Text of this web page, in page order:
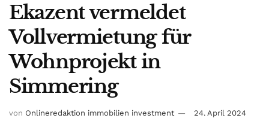
Ekazent vermeldet
Vollvermietung für
Wohnprojekt in
Simmering
von Onlineredaktion immobilien investment 24. April 2024